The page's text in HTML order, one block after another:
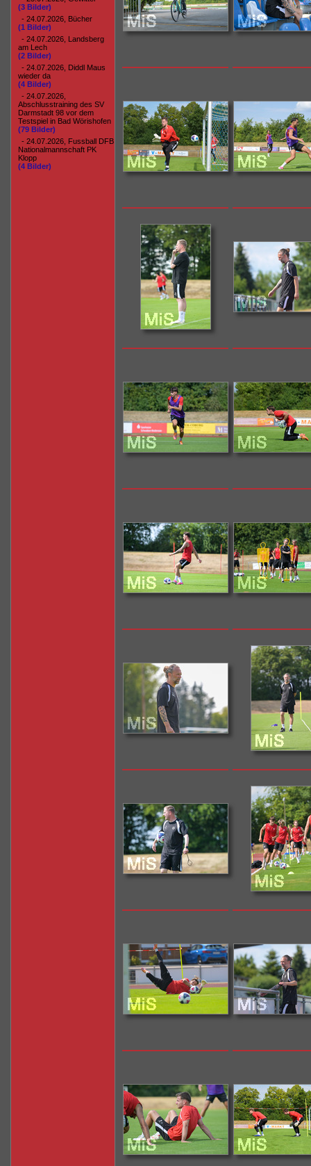
(3 Bilder)
- 24.07.2026, Bücher
(1 Bilder)
- 24.07.2026, Landsberg
am Lech
(2 Bilder)
- 24.07.2026, Diddl Maus
wieder da
(4 Bilder)
- 24.07.2026,
Abschlusstraining des SV
Darmstadt 98 vor dem
Testspiel in Bad Wörishofen
(79 Bilder)
- 24.07.2026, Fussball DFB
Nationalmannschaft PK
Klopp
(4 Bilder)